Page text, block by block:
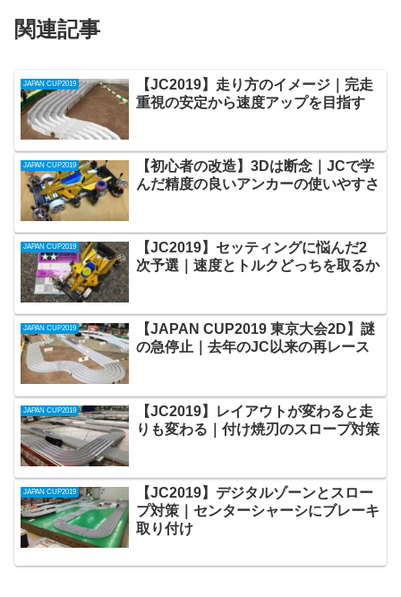
関連記事
JAPAN CUP2019
【JC2019】走り方のイメージ｜完走
重視の安定から速度アップを目指す
JAPAN CUP2019
【初心者の改造】3Dは断念｜JCで学
んだ精度の良いアンカーの使いやすさ
JAPAN CUP2019
【JC2019】セッティングに悩んだ2
次予選｜速度とトルクどっちを取るか
JAPAN CUP2019
【JAPAN CUP2019 東京大会2D】謎
の急停止｜去年のJC以来の再レース
JAPAN CUP2019
【JC2019】レイアウトが変わると走
りも変わる｜付け焼刃のスロープ対策
JAPAN CUP2019
【JC2019】デジタルゾーンとスロー
プ対策｜センターシャーシにブレーキ
取り付け